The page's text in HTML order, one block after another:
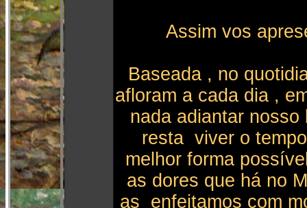
Assim vos
Baseada , no
afloram a cada dia ,
nada adiantar
resta viver o
melhor forma
as dores que há no
as enfeitamos com